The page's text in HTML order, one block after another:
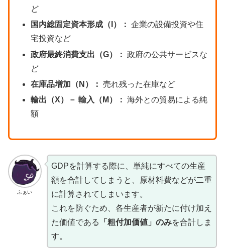
ど
国内総固定資本形成（I）： 企業の設備投資や住
宅投資など
政府最終消費支出（G）： 政府の公共サービスな
ど
在庫品増加（N）： 売れ残った在庫など
輸出（X）－ 輸入（M）： 海外との貿易による純
額
ふぁい
GDPを計算する際に、単純にすべての生産
額を合計してしまうと、原材料費などが二重
に計算されてしまいます。
これを防ぐため、各生産者が新たに付け加え
た価値である 「粗付加価値」のみを合計しま
す。